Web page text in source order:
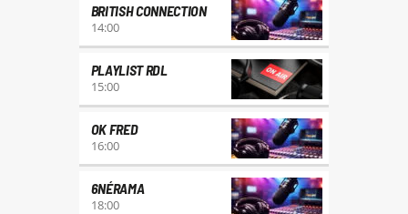
BRITISH CONNECTION
14:00
PLAYLIST RDL
15:00
OK FRED
16:00
6NÉRAMA
18:00